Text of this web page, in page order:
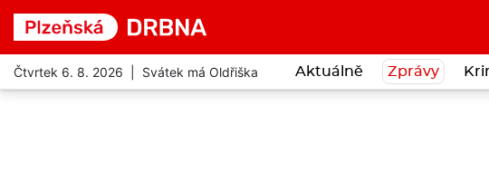
Čtvrtek 6. 8. 2026 | Svátek má Oldřiška Aktuálně Zprávy